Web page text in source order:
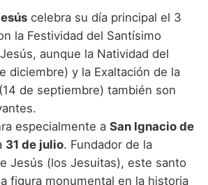
celebra su día principal el 3
la Festividad del Santísimo
aunque la Natividad del
diciembre) y la Exaltación de la
de septiembre) también son
especialmente a San Ignacio de
31 de julio. Fundador de la
Jesús (los Jesuitas), este santo
figura monumental en la historia